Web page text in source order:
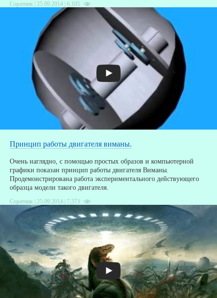
Соратник | 25.09.2014 | 6,105
Принцип работы двигателя виманы.
Очень наглядно, с помощью простых образов и компьютерной
графики показан принцип работы двигателя Виманы.
Продемонстрирована работа экспериментального действующего
образца модели такого двигателя.
Соратник | 25.09.2014 | 7,573